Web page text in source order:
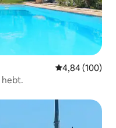
Gemiddelde
4,84 (100)
hebt.